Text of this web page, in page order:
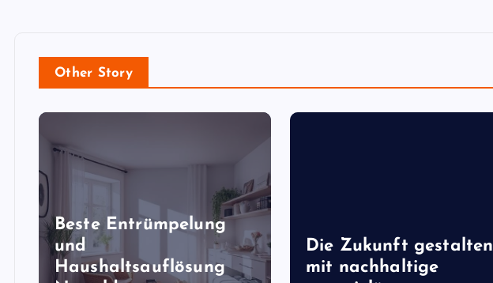
Other Story
Beste Entrümpelung
und
Haushaltsauflösung
Die Zukunft gestalten
mit nachhaltige